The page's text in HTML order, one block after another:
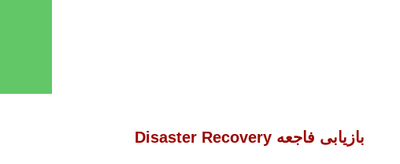
بازیابی فاجعه Disaster Recovery